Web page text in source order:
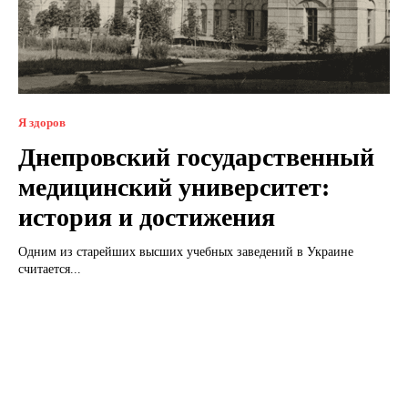
Я здоров
Днепровский государственный
медицинский университет:
история и достижения
Одним из старейших высших учебных заведений в Украине
считается...